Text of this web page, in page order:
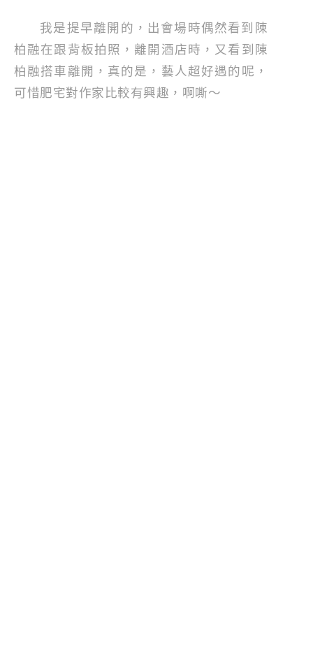
我是提早離開的，出會場時偶然看到陳
柏融在跟背板拍照，離開酒店時，又看到陳
柏融搭車離開，真的是，藝人超好遇的呢，
可惜肥宅對作家比較有興趣，啊嘶～